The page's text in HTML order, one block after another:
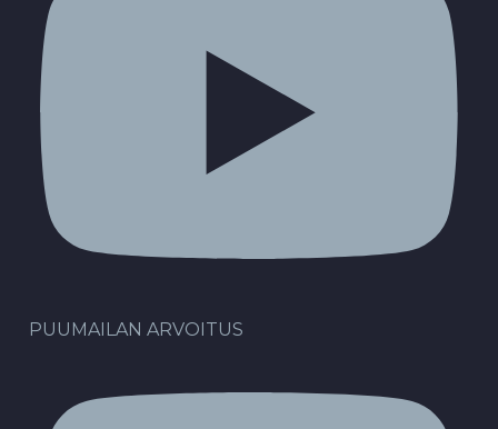
PUUMAILAN ARVOITUS